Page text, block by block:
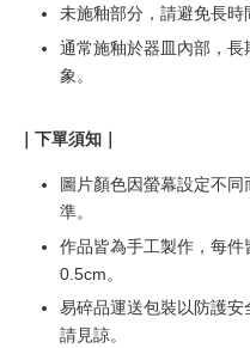
未施釉部分，請避免長時
通常施釉於器皿內部，
象。
｜下單須知｜
圖片顏色因螢幕設定不
準。
作品皆為手工製作，每
0.5cm。
易碎品運送包裝以防護
請見諒。